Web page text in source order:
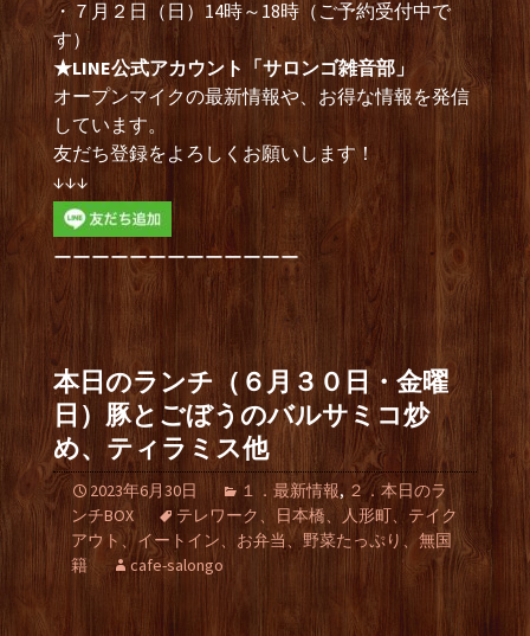
・７月２日（日）14時～18時（ご予約受付中で
す）
★LINE公式アカウント「サロンゴ雑音部」
オープンマイクの最新情報や、お得な情報を発信
しています。
友だち登録をよろしくお願いします！
↓↓↓
ーーーーーーーーーーーーー
本日のランチ（６月３０日・金曜
日）豚とごぼうのバルサミコ炒
め、ティラミス他
2023年6月30日 １．最新情報, ２．本日のラ
ンチBOX
テレワーク、日本橋、人形町、テイク
アウト、イートイン、お弁当、野菜たっぷり、無国
籍
cafe-salongo